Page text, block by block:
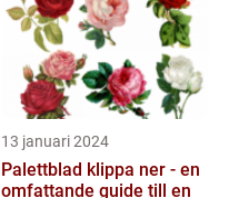
13 januari 2024
Palettblad klippa ner - en
omfattande guide till en